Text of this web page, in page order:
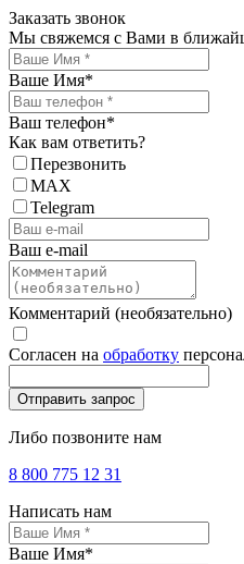
Заказать звонок
Мы свяжемся с Вами в
Ваше Имя*
Ваш телефон*
Как вам ответить?
Перезвонить
MAX
Telegram
Ваш e-mail
Комментарий (необязательно)
Согласен на обработку
Либо позвоните нам
8 800 775 12 31
Написать нам
Ваше Имя*